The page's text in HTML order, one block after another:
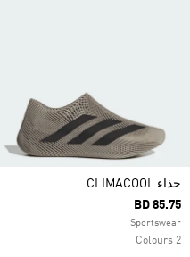
حذاء CLIMACOOL
BD 85.75
Sportswear
2 Colours